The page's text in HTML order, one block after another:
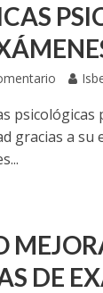
gracias a su
DE